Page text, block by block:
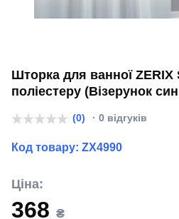
Шторка для ванної ZERIX
поліестеру (Візерунок
(0) · 0 відгуків
Код товару: ZX4990
Ціна:
368 ₴